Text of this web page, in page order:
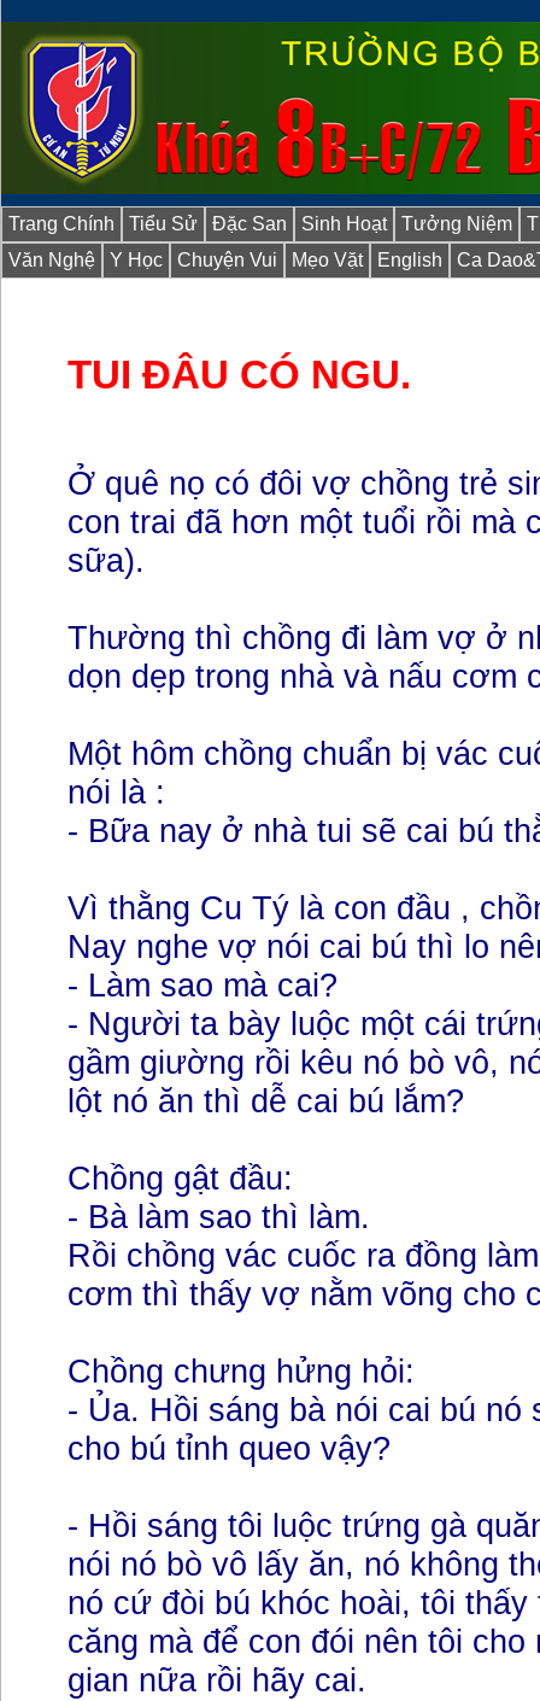
Trang Chính Tiểu Sử Đặc San Sinh Hoạt Tưởng Niệm
Văn Nghệ
Y Học Chuyện Vui Mẹo Vặt English Ca
TUI ĐÂU CÓ NGU.
Ở quê nọ có đôi vợ chồng trẻ
con trai đã hơn một tuổi rồi mà
sữa).
Thường thì chồng đi làm vợ ở
dọn dẹp trong nhà và nấu cơm
Một hôm chồng chuẩn bị vác
nói là :
- Bữa nay ở nhà tui sẽ cai bú
Vì thằng Cu Tý là con đầu ,
Nay nghe vợ nói cai bú thì lo
- Làm sao mà cai?
- Người ta bày luộc một cái
gầm giường rồi kêu nó bò vô,
lột nó ăn thì dễ cai bú lắm?
Chồng gật đầu:
- Bà làm sao thì làm.
Rồi chồng vác cuốc ra đồng
cơm thì thấy vợ nằm võng cho
Chồng chưng hửng hỏi:
- Ủa. Hồi sáng bà nói cai bú nó
cho bú tỉnh queo vậy?
- Hồi sáng tôi luộc trứng gà
nói nó bò vô lấy ăn, nó không
nó cứ đòi bú khóc hoài, tôi
căng mà để con đói nên tôi
gian nữa rồi hãy cai.